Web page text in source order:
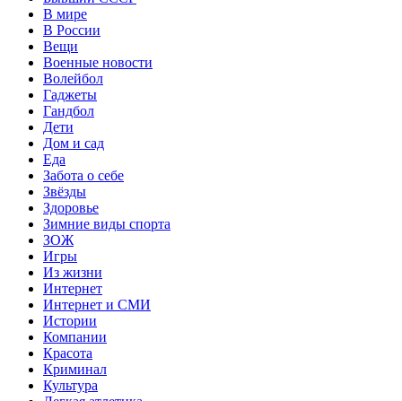
В мире
В России
Вещи
Военные новости
Волейбол
Гаджеты
Гандбол
Дети
Дом и сад
Еда
Забота о себе
Звёзды
Здоровье
Зимние виды спорта
ЗОЖ
Игры
Из жизни
Интернет
Интернет и СМИ
Истории
Компании
Красота
Криминал
Культура